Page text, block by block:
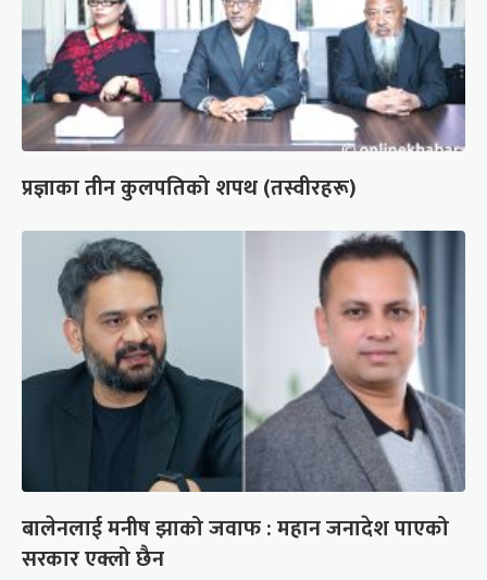
प्रज्ञाका तीन कुलपतिको शपथ (तस्वीरहरू)
बालेनलाई मनीष झाको जवाफ : महान जनादेश पाएको
सरकार एक्लो छैन